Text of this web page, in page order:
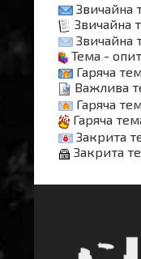
Звичайна
Звичайна
Звичайна
Тема -
Гаряча
Важлива
Гаряча
Гаряча
Закрита
Закрита